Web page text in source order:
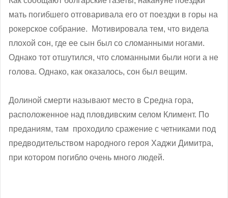
мать погибшего отговаривала его от поездки в горы на
рокерское собрание. Мотивировала тем, что видела
плохой сон, где ее сын был со сломанными ногами.
Однако тот отшутился, что сломанными были ноги а не
голова. Однако, как оказалось, сон был вещим.
Долиной смерти называют место в Средна гора,
расположенное над пловдивским селом Климент. По
преданиям, там проходило сражение с четниками под
предводительством народного героя Хаджи Димитра,
при котором погибло очень много людей.